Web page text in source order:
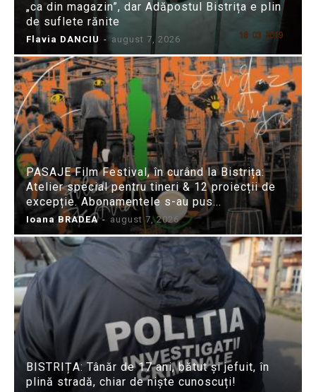
„ca din magazin”, dar Adăpostul Bistrița e plin
de suflete rănite
Flavia DANCIU - august 7, 2026
PASAJE Film Festival, în curând la Bistrița:
Atelier special pentru tineri & 12 proiecții de
excepție. Abonamentele s-au pus...
Ioana BRADEA - august 7, 2026
BISTRIȚA: Tânăr de 17 ani, bătut și jefuit, în
plină stradă, chiar de niște cunoscuți!